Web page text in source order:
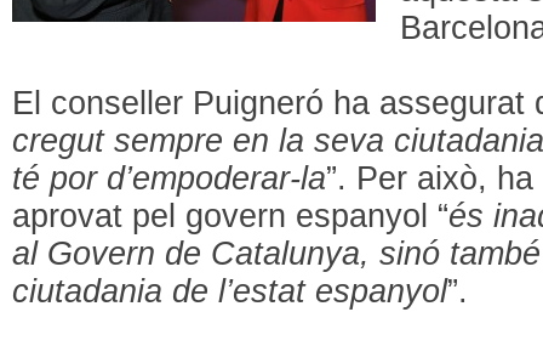
El conseller Puigneró ha assegurat
cregut sempre en la seva
té por d’empoderar-la”. Per això,
aprovat pel govern espanyol “és
al Govern de Catalunya, sinó
ciutadania de l’estat espanyol”.